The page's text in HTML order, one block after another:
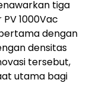
tiga
1000Vac
dengan
densitas
tersebut,
utama bagi